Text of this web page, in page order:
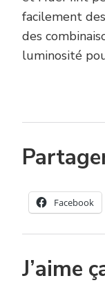
facilement
des
luminosité
Facebook
J’aime